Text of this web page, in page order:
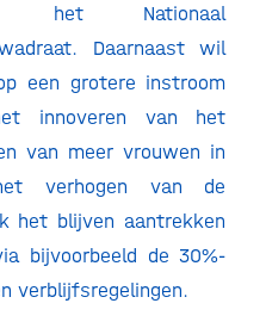
het Nationaal
Daarnaast wil
een grotere instroom
innoveren van het
van meer vrouwen in
verhogen van de
het blijven aantrekken
bijvoorbeeld de 30%-
verblijfsregelingen.